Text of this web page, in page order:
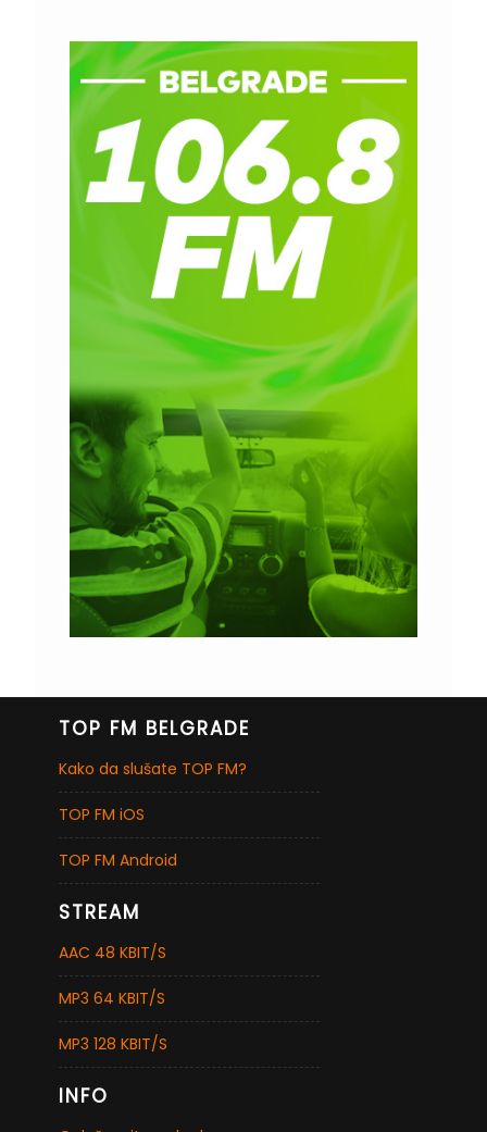
TOP FM BELGRADE
Kako da slušate TOP FM?
TOP FM iOS
TOP FM Android
STREAM
AAC 48 KBIT/S
MP3 64 KBIT/S
MP3 128 KBIT/S
INFO